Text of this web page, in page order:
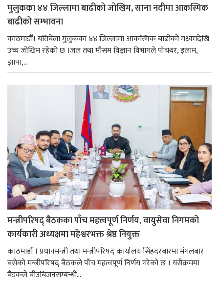
मुलुकका ४४ जिल्लामा बाढीको जोखिम, साना नदीमा आकस्मिक
बाढीको सम्भावना
काठमाडौँ। यतिबेला मुलुकका ४४ जिल्लामा आकस्मिक बाढीको मध्यमदेखि
उच्च जोखिम रहेको छ ।जल तथा मौसम विज्ञान विभागले पाँचथर, इलाम,
झापा,...
मन्त्रीपरिषद् बैठकका पाँच महत्त्वपूर्ण निर्णय, वायुसेवा निगमको
कार्यकारी अध्यक्षमा महेश्वरभक्त श्रेष्ठ नियुक्त
काठमाडौँ । प्रधानमन्त्री तथा मन्त्रीपरिषद् कार्यालय सिंहदरबारमा मंगलबार
बसेको मन्त्रीपरिषद् बैठकले पाँच महत्वपूर्ण निर्णय गरेको छ । यसैक्रममा
बैडकले बीउबिजनसम्बन्धी...